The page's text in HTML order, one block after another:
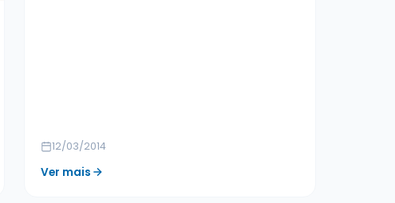
12/03/2014
Ver mais